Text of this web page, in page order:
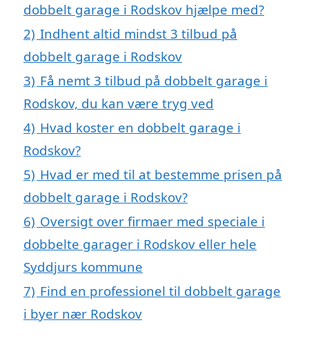
dobbelt garage i Rodskov hjælpe med?
2) Indhent altid mindst 3 tilbud på
dobbelt garage i Rodskov
3) Få nemt 3 tilbud på dobbelt garage i
Rodskov, du kan være tryg ved
4) Hvad koster en dobbelt garage i
Rodskov?
5) Hvad er med til at bestemme prisen på
dobbelt garage i Rodskov?
6) Oversigt over firmaer med speciale i
dobbelte garager i Rodskov eller hele
Syddjurs kommune
7) Find en professionel til dobbelt garage
i byer nær Rodskov